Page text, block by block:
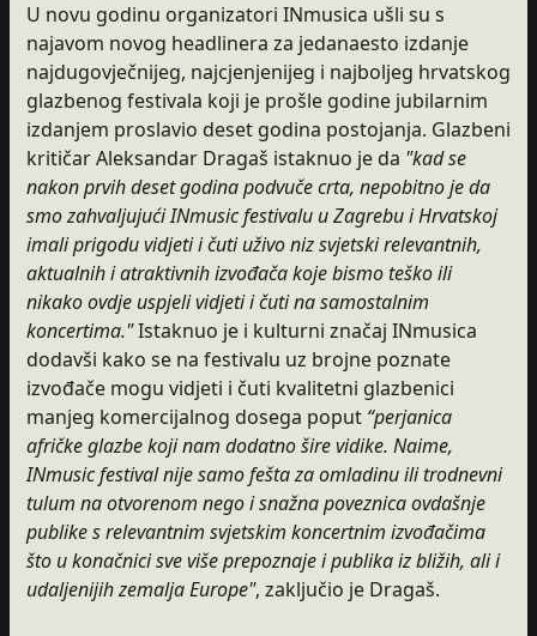
U novu godinu organizatori INmusica ušli su s
najavom novog headlinera za jedanaesto izdanje
najdugovječnijeg, najcjenjenijeg i najboljeg hrvatskog
glazbenog festivala koji je prošle godine jubilarnim
izdanjem proslavio deset godina postojanja. Glazbeni
kritičar Aleksandar Dragaš istaknuo je da "kad se
nakon prvih deset godina podvuče crta, nepobitno je da
smo zahvaljujući INmusic festivalu u Zagrebu i Hrvatskoj
imali prigodu vidjeti i čuti uživo niz svjetski relevantnih,
aktualnih i atraktivnih izvođača koje bismo teško ili
nikako ovdje uspjeli vidjeti i čuti na samostalnim
koncertima."Istaknuo je i kulturni značaj INmusica
dodavši kako se na festivalu uz brojne poznate
izvođače mogu vidjeti i čuti kvalitetni glazbenici
manjeg komercijalnog dosega poput “perjanica
afričke glazbe koji nam dodatno šire vidike. Naime,
INmusic festival nije samo fešta za omladinu ili trodnevni
tulum na otvorenom nego i snažna poveznica ovdašnje
publike s relevantnim svjetskim koncertnim izvođačima
što u konačnici sve više prepoznaje i publika iz bližih, ali i
udaljenijih zemalja Europe", zaključio je Dragaš.